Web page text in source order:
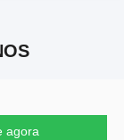
agora